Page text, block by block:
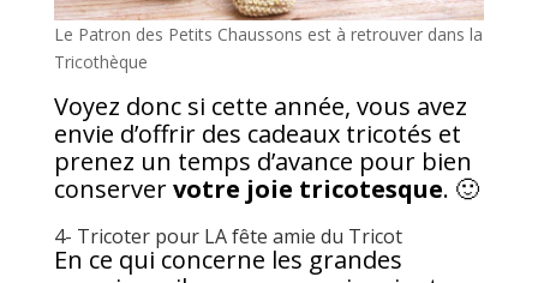
Le Patron des Petits Chaussons est à retrouver dans la
Tricothèque
Voyez donc si cette année, vous avez
envie d’offrir des cadeaux tricotés et
prenez un temps d’avance pour bien
conservervotre joie tricotesque. 🙂
4- Tricoter pour LA fête amie du Tricot
En ce qui concerne les grandes